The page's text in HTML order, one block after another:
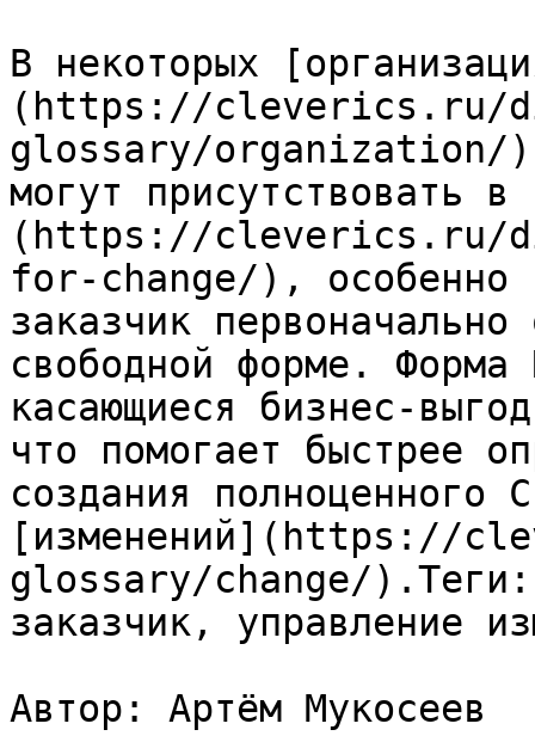
В некоторых
(https://cleverics.ru/
glossary/organization/)
могут присутствовать в
(https://cleverics.ru/
for-change/), особенно
заказчик
свободной форме. Форма
касающиеся бизнес-
что помогает быстрее
создания полноценного
[изменений](https://
glossary/change/
заказчик, управление
Автор: Артём Мукосеев